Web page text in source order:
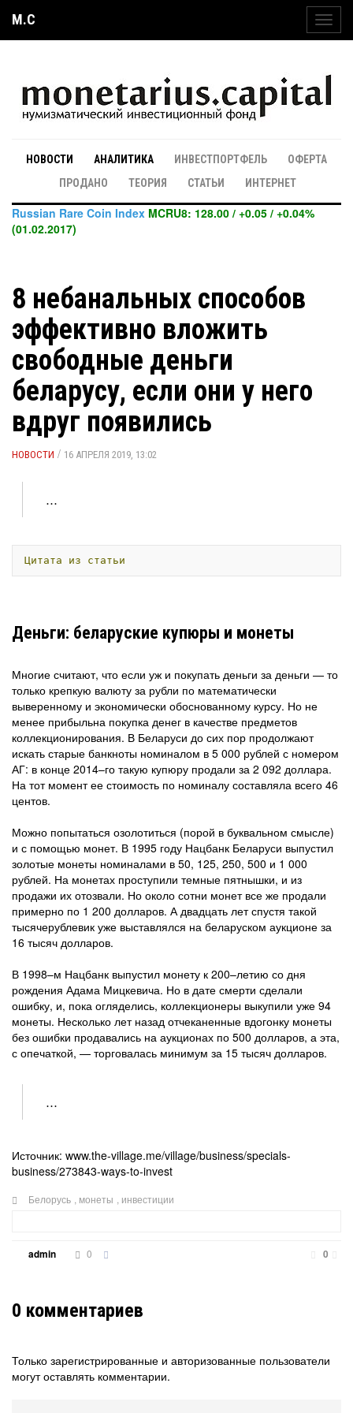
M.C
НОВОСТИ АНАЛИТИКА ИНВЕСТПОРТФЕЛЬ
ОФЕРТА
ПРОДАНО
ТЕОРИЯ СТАТЬИ ИНТЕРНЕТ
Russian Rare Coin Index MCRU8: 128.00 / +0.05 / +0.04%
(01.02.2017)
8 небанальных способов
эффективно вложить
свободные деньги
беларусу, если они у него
вдруг появились
НОВОСТИ / 16 АПРЕЛЯ 2019, 13:02
...
Цитата из статьи
Деньги: беларуские купюры и монеты
Многие считают, что если уж и покупать деньги за деньги — то
только крепкую валюту за рубли по математически
выверенному и экономически обоснованному курсу. Но не
менее прибыльна покупка денег в качестве предметов
коллекционирования. В Беларуси до сих пор продолжают
искать старые банкноты номиналом в 5 000 рублей с номером
АГ: в конце 2014–го такую купюру продали за 2 092 доллара.
На тот момент ее стоимость по номиналу составляла всего 46
центов.
Можно попытаться озолотиться (порой в буквальном смысле)
и с помощью монет. В 1995 году Нацбанк Беларуси выпустил
золотые монеты номиналами в 50, 125, 250, 500 и 1 000
рублей. На монетах проступили темные пятнышки, и из
продажи их отозвали. Но около сотни монет все же продали
примерно по 1 200 долларов. А двадцать лет спустя такой
тысячерублевик уже выставлялся на беларуском аукционе за
16 тысяч долларов.
В 1998–м Нацбанк выпустил монету к 200–летию со дня
рождения Адама Мицкевича. Но в дате смерти сделали
ошибку, и, пока огляделись, коллекционеры выкупили уже 94
монеты. Несколько лет назад отчеканенные вдогонку монеты
без ошибки продавались на аукционах по 500 долларов, а эта,
с опечаткой, — торговалась минимум за 15 тысяч долларов.
...
Источник: www.the-village.me/village/business/specials-
business/273843-ways-to-invest
Белорусь монеты инвестиции
admin 0 0
0 комментариев
Только зарегистрированные и авторизованные пользователи
могут оставлять комментарии.